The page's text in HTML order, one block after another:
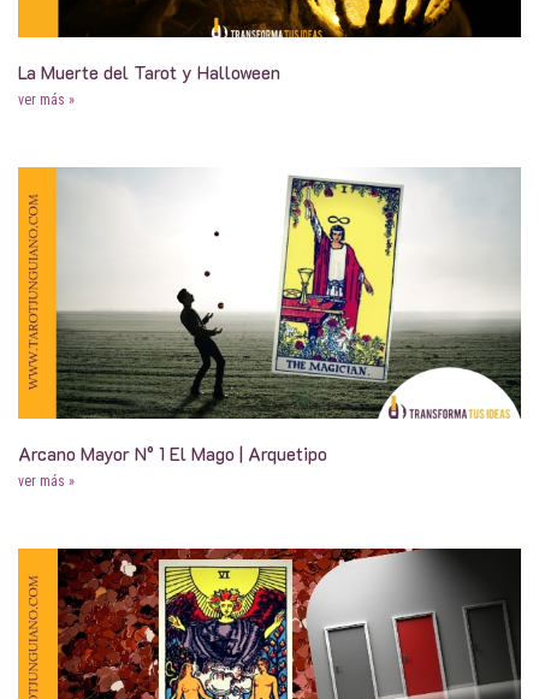
La Muerte del Tarot y Halloween
ver más »
Arcano Mayor N° 1 El Mago | Arquetipo
ver más »